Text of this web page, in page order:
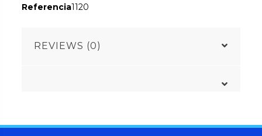
Referencia1120
REVIEWS (0)